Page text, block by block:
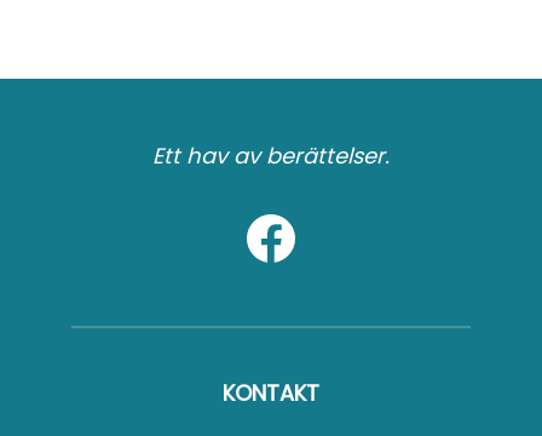
Ett hav av berättelser.
KONTAKT